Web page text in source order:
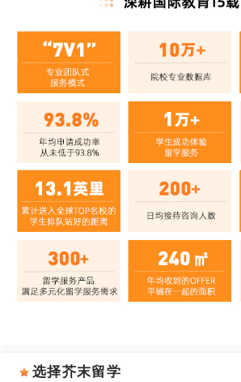
选择芥末留学